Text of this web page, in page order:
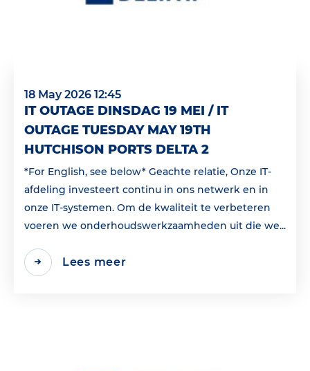
18 May 2026 12:45
IT OUTAGE DINSDAG 19 MEI / IT
OUTAGE TUESDAY MAY 19TH
HUTCHISON PORTS DELTA 2
*For English, see below* Geachte relatie, Onze IT-
afdeling investeert continu in ons netwerk en in
onze IT-systemen. Om de kwaliteit te verbeteren
voeren we onderhoudswerkzaamheden uit die we...
Lees meer